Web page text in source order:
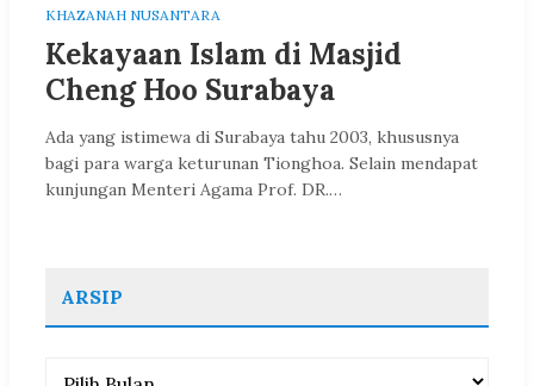
KHAZANAH NUSANTARA
Kekayaan Islam di Masjid
Cheng Hoo Surabaya
Ada yang istimewa di Surabaya tahu 2003, khususnya
bagi para warga keturunan Tionghoa. Selain mendapat
kunjungan Menteri Agama Prof. DR.…
ARSIP
Arsip